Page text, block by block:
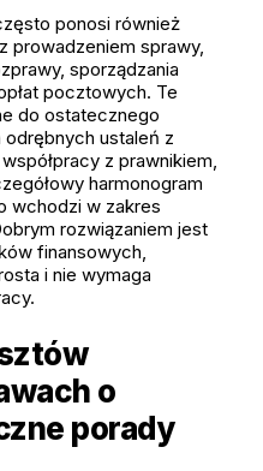
ponosi również
prowadzeniem sprawy,
sporządzania
pocztowych. Te
do ostatecznego
ustaleń z
z prawnikiem,
harmonogram
wchodzi w zakres
rozwiązaniem jest
finansowych,
i nie wymaga
o
porady